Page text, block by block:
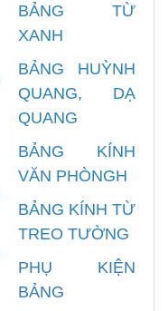
BẢNG TỪ
XANH
BẢNG HUỲNH
QUANG, DẠ
QUANG
BẢNG KÍNH
VĂN PHÒNGH
BẢNG KÍNH TỪ
TREO TƯỜNG
PHỤ KIỆN
BẢNG